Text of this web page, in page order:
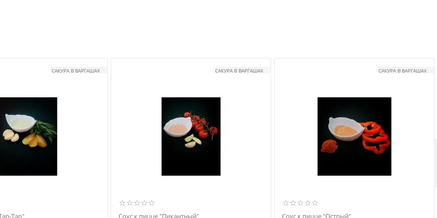
САКУРА В ВАРГАШАХ
Тар"
САКУРА В ВАРГАШАХ
Соус к пицце "Пикантный"
САКУРА В ВАРГАШАХ
Соус к пицце "Острый"